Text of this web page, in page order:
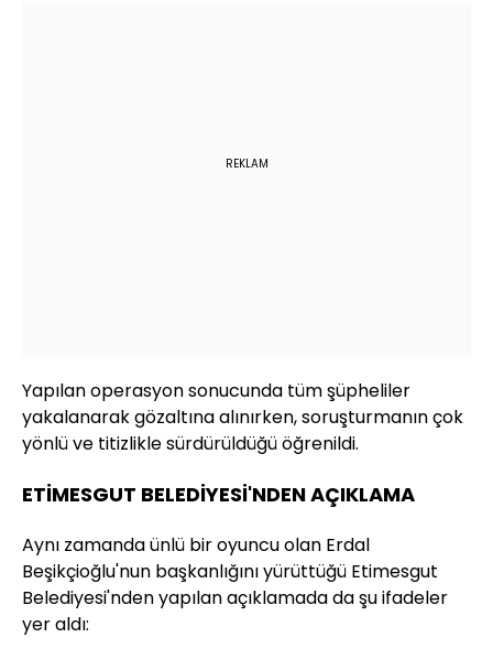
REKLAM
Yapılan operasyon sonucunda tüm şüpheliler
yakalanarak gözaltına alınırken, soruşturmanın çok
yönlü ve titizlikle sürdürüldüğü öğrenildi.
ETİMESGUT BELEDİYESİ'NDEN AÇIKLAMA
Aynı zamanda ünlü bir oyuncu olan Erdal
Beşikçioğlu'nun başkanlığını yürüttüğü Etimesgut
Belediyesi'nden yapılan açıklamada da şu ifadeler
yer aldı: